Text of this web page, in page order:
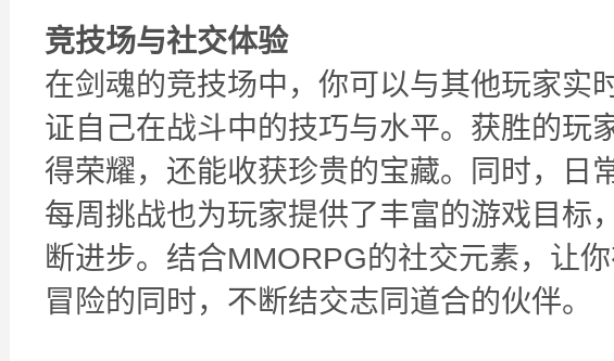
竞技场与社交体验
在剑魂的竞技场中，你可以与其他玩家实
证自己在战斗中的技巧与水平。获胜的玩
得荣耀，还能收获珍贵的宝藏。同时，日
每周挑战也为玩家提供了丰富的游戏目标
断进步。结合MMORPG的社交元素，让
冒险的同时，不断结交志同道合的伙伴。